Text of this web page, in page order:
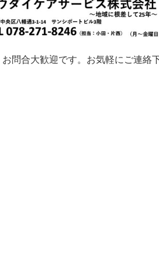
お問合大歓迎です。お気軽にご連絡